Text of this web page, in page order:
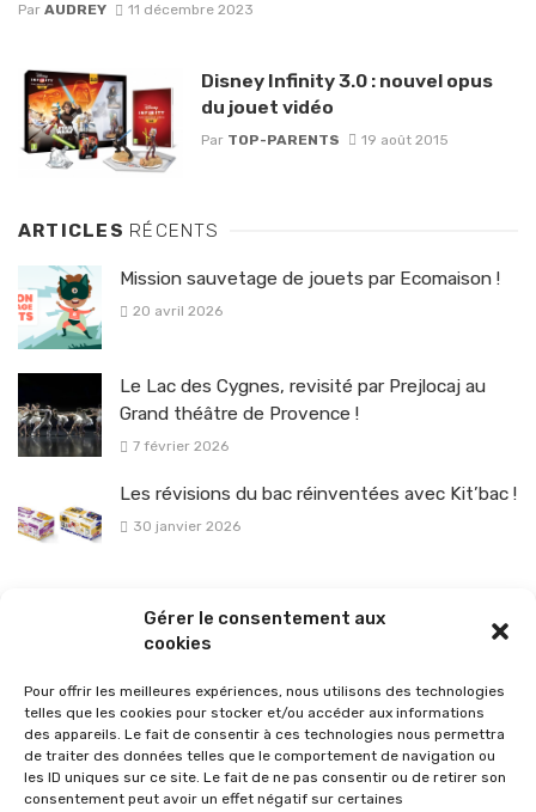
Gérer le consentement aux
cookies
Pour offrir les meilleures expériences, nous utilisons des technologies
telles que les cookies pour stocker et/ou accéder aux informations
des appareils. Le fait de consentir à ces technologies nous permettra
de traiter des données telles que le comportement de navigation ou
les ID uniques sur ce site. Le fait de ne pas consentir ou de retirer son
consentement peut avoir un effet négatif sur certaines
Par AUDREY 11 décembre 2023
Disney Infinity 3.0 : nouvel opus
du jouet vidéo
Par TOP-PARENTS 19 août 2015
ARTICLES RÉCENTS
Mission sauvetage de jouets par Ecomaison !
20 avril 2026
Le Lac des Cygnes, revisité par Prejlocaj au
Grand théâtre de Provence !
7 février 2026
Les révisions du bac réinventées avec Kit’bac !
30 janvier 2026